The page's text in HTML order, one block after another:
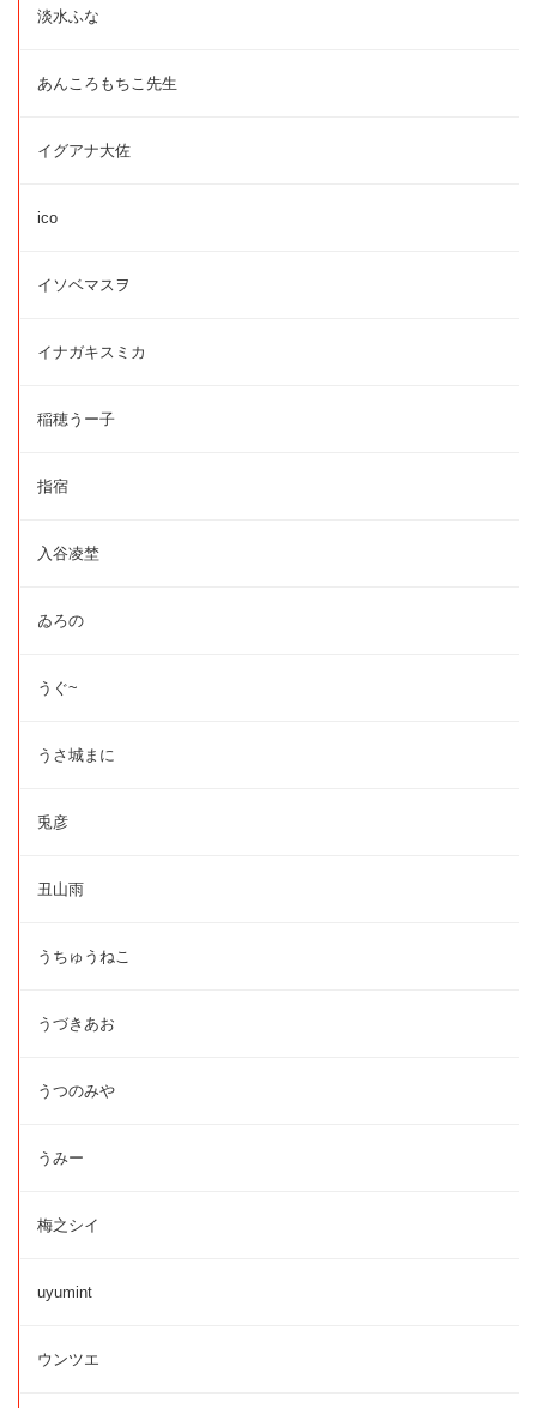
淡水ふな
あんころもちこ先生
イグアナ大佐
ico
イソベマスヲ
イナガキスミカ
稲穂うー子
指宿
入谷凌埜
ゐろの
うぐ~
うさ城まに
兎彦
丑山雨
うちゅうねこ
うづきあお
うつのみや
うみー
梅之シイ
uyumint
ウンツエ